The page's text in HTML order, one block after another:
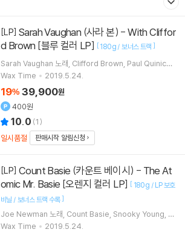
[LP]
d Brown [블루 컬러 LP] [180g / 보너스 트랙 ]
Sarah Vaughan 노래 Clifford Brown Paul Quiniche
tte Jimmy Jones연주 외 3명
Wax Time 2019.5.24.
19% 39,900원
400원
10.0 (1)
일시품절
판매시작 알림신청
[LP]
omic Mr. Basie [오렌지 컬러 LP] [ 180g / LP 보호
비닐 / 보너스 트랙 수록]
Joe Newman 노래 Count Basie Snooky Young T
had Jones 연주 외 9명
Wax Time 2019.5.24.